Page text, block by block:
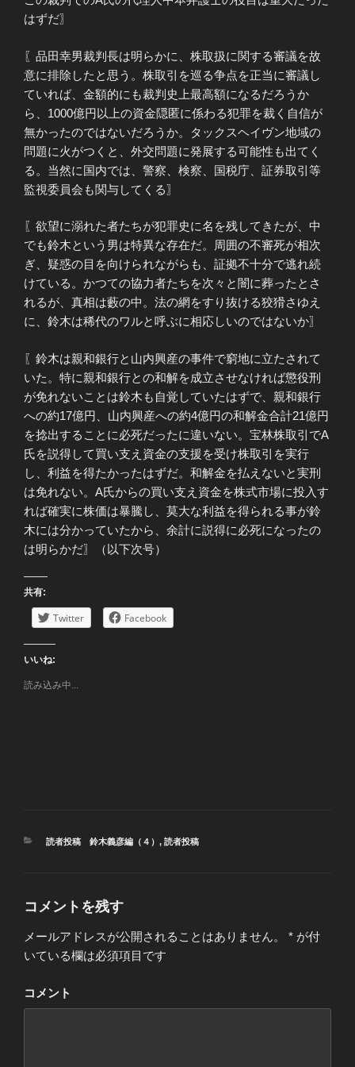
はずだ〗
〖品田幸男裁判長は明らかに、株取扱に関する審議を故
意に排除したと思う。株取引を巡る争点を正当に審議し
ていれば、金額的にも裁判史上最高額になるだろうか
ら、1000億円以上の資金隠匿に係わる犯罪を裁く自信が
無かったのではないだろうか。タックスヘイヴン地域の
問題に火がつくと、外交問題に発展する可能性も出てく
る。当然に国内では、警察、検察、国税庁、証券取引等
監視委員会も関与してくる〗
〖欲望に溺れた者たちが犯罪史に名を残してきたが、中
でも鈴木という男は特異な存在だ。周囲の不審死が相次
ぎ、疑惑の目を向けられながらも、証拠不十分で逃れ続
けている。かつての協力者たちを次々と闇に葬ったとさ
れるが、真相は藪の中。法の網をすり抜ける狡猾さゆえ
に、鈴木は稀代のワルと呼ぶに相応しいのではないか〗
〖鈴木は親和銀行と山内興産の事件で窮地に立たされて
いた。特に親和銀行との和解を成立させなければ懲役刑
が免れないことは鈴木も自覚していたはずで、親和銀行
への約17億円、山内興産への約4億円の和解金合計21億円
を捻出することに必死だったに違いない。宝林株取引でA
氏を説得して買い支え資金の支援を受け株取引を実行
し、利益を得たかったはずだ。和解金を払えないと実刑
は免れない。A氏からの買い支え資金を株式市場に投入す
れば確実に株価は暴騰し、莫大な利益を得られる事が鈴
木には分かっていたから、余計に説得に必死になったの
は明らかだ〗（以下次号）
共有:
Twitter Facebook
いいね:
読み込み中...
カ
読者投稿 鈴木義彦編（４） , 読者投稿
コメントを残す
メールアドレスが公開されることはありません。 * が付
いている欄は必須項目です
コメント